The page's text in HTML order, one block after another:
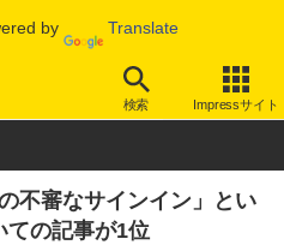
by Translate
検索 Impressサイト
その他
不審なサインイン」とい
ての記事が1位